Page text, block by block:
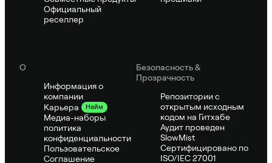
Официальный
реселлер
О
Информация о
компании
Карьера
Найм
Медиа-наборы
политика
конфиденциальности
Пользовательское
Соглашение
Безопасность &
Прозрачность
Репозитории с
открытым исходным
кодом на Гитхабе
Аудит проведен
SlowMist
Сертифицировано по
ISO/IEC 27001